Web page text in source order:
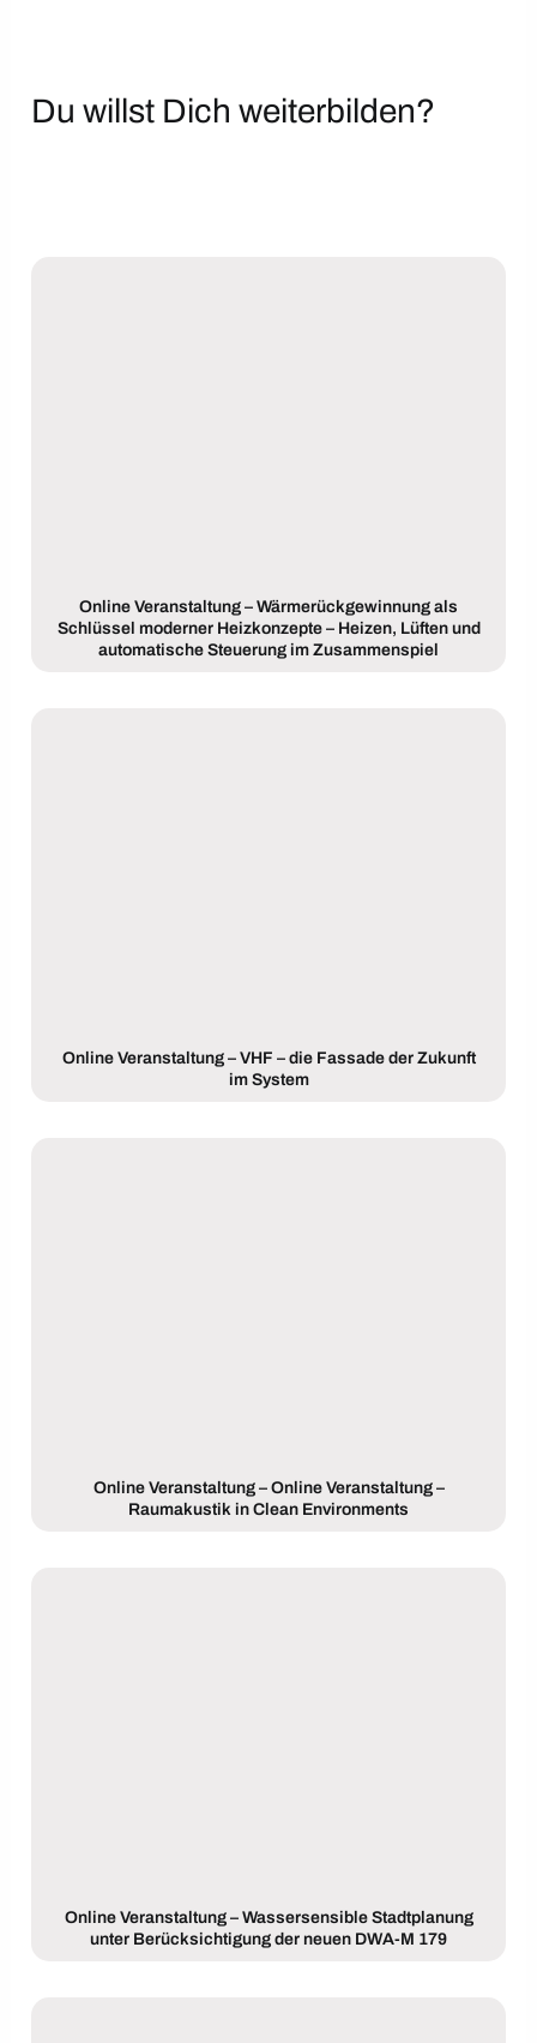
Du willst Dich weiterbilden?
Online Veranstaltung – Wärmerückgewinnung als
Schlüssel moderner Heizkonzepte – Heizen, Lüften und
automatische Steuerung im Zusammenspiel
Online Veranstaltung – VHF – die Fassade der Zukunft
im System
Online Veranstaltung – Online Veranstaltung –
Raumakustik in Clean Environments
Online Veranstaltung – Wassersensible Stadtplanung
unter Berücksichtigung der neuen DWA-M 179